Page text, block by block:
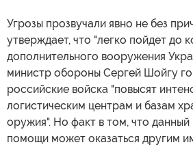
Угрозы прозвучали явно не без
утверждает, что "легко пойдет до
дополнительного вооружения
министр обороны Сергей Шойгу
российские войска "повысят
логистическим центрам и базам
оружия". Но факт в том, что данный
помощи может оказаться другим